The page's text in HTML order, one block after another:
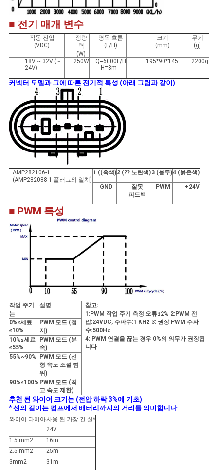
■ 전기 매개 변수
작동 전압
(VDC)
정량
력
(W)
명목 흐름
(L/H)
크기
(mm)
무게
(g)
18V ~ 32V (~
24V)
250W
Q=6000L/H
H=8m
195*90*145 2200g
커넥터 모델과 그에 따른 전기적 특성 (아래 그림과 같이)
AMP282106-1
(AMP282088-1 플러그와 일치)
1 ((흑색)2 (?? 노란색)3 (블루)4 (붉은색)
GND
잘못
피드백
PWM +24V
■ PWM 특성
작업 주기
는
설명
참고:
1:PWM 작업 주기 측정 오류±2% 2:PWM 전
압:24VDC, 주파수:1 KHz 3: 권장 PWM 주파
수:500Hz
4: PWM 연결을 끊는 경우 0%의 의무가 권장됩
니다
0%≤세료
≤10%
PWM 모드 (정
지)
10%≤세료
≤55%
PWM 모드 (분
속)
55%~90%
PWM 모드 (선
형 속도 조절 범
위)
90%≤100% PWM 모드 (최
고 속도 제한)
추천 된 와이어 크기는 (전압 하락 3%에 기초)
* 선의 길이는 펌프에서 배터리까지의 거리를 의미합니다
와이어 다이아사용 된 가장 긴 실*
24V
1.5 mm2
16m
2.5 mm2
25m
3mm2
31m